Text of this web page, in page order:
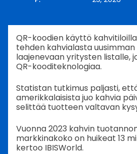
QR-koodien käyttö
tehden kahvialasta uusimman
laajenevaan yritysten listalle,
QR-kooditeknologiaa.
Statistan tutkimus paljasti,
amerikkalaisista juo kahvia
selittää tuotteen valtavan
Vuonna 2023 kahvin
markkinakoko on huikeat 13
kertoo IBISWorld.